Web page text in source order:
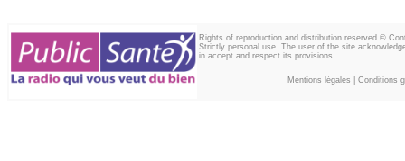
Rights of reproduction and distribution reserved ©
Strictly personal use. The user of the site
in accept and respect its provisions.
Mentions légales Conditions